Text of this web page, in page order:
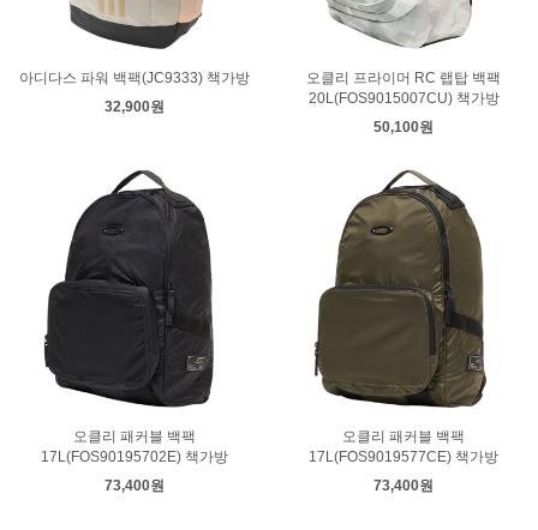
아디다스 파워 백팩(JC9333) 책가방
32,900원
오클리 프라이머 RC 랩탑 백팩
20L(FOS9015007CU) 책가방
50,100원
오클리 패커블 백팩
17L(FOS90195702E) 책가방
73,400원
오클리 패커블 백팩
17L(FOS9019577CE) 책가방
73,400원